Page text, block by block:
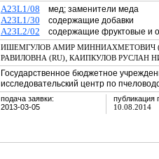
A23L1/08 мед; заменители меда
A23L1/30 содержащие добавки
A23L2/02 содержащие фруктовые и
ИШЕМГУЛОВ АМИР МИННИАХМЕТОВИЧ
РАВИЛОВНА (RU), КАИПКУЛОВ РУСЛАН
Государственное бюджетное
исследовательский центр по
подача заявки:
2013-03-05
публикация
10.08.2014